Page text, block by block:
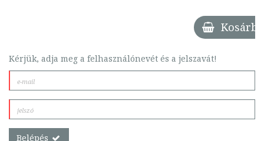
Kosárba
Kérjük, adja meg a felhasználónevét és a jelszavát!
Belépés